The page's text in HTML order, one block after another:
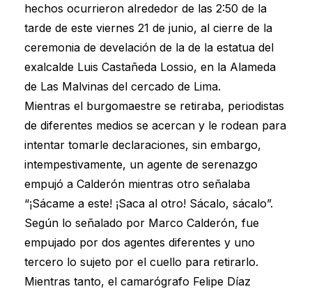
hechos ocurrieron alrededor de las 2:50 de la
tarde de este viernes 21 de junio, al cierre de la
ceremonia de develación de la de la estatua del
exalcalde Luis Castañeda Lossio, en la Alameda
de Las Malvinas del cercado de Lima.
Mientras el burgomaestre se retiraba, periodistas
de diferentes medios se acercan y le rodean para
intentar tomarle declaraciones, sin embargo,
intempestivamente, un agente de serenazgo
empujó a Calderón mientras otro señalaba
“¡Sácame a este! ¡Saca al otro! Sácalo, sácalo”.
Según lo señalado por Marco Calderón, fue
empujado por dos agentes diferentes y uno
tercero lo sujeto por el cuello para retirarlo.
Mientras tanto, el camarógrafo Felipe Díaz